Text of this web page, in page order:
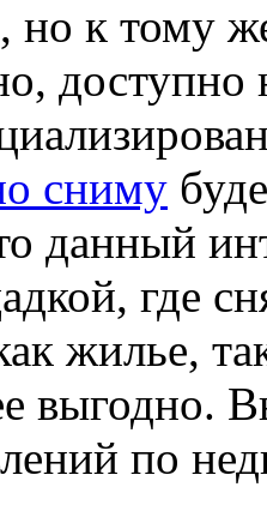
но к тому
доступно
сниму
данный
где
жилье,
выгодно.
по